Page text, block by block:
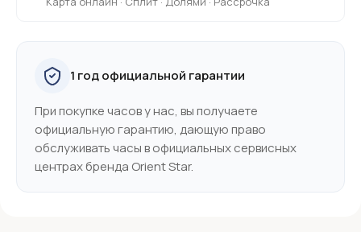
1 год официальной гарантии
При покупке часов у нас, вы получаете
официальную гарантию, дающую право
обслуживать часы в официальных сервисных
центрах бренда Orient Star.